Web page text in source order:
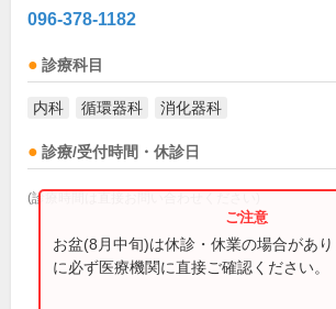
096-378-1182
診療科目
内科 循環器科 消化器科
診療/受付時間・休診日
(診療時間は直接お問い合わせください)
お盆(8月中旬)は休診・休業の場合があ
に必ず医療機関に直接ご確認ください。